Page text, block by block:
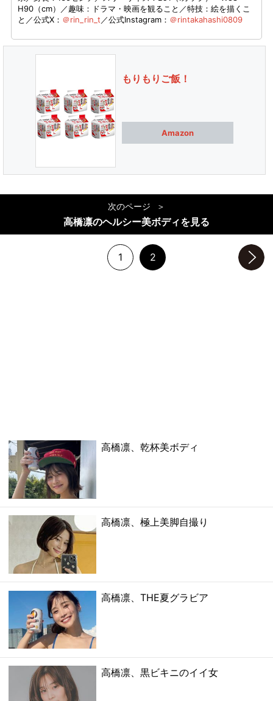
H90（cm）／趣味：ドラマ・映画を観ること／特技：絵を描くこ
と／公式X： ＠rin_rin_t ／公式Instagram： ＠rintakahashi0809
もりもりご飯！
Amazon
次のページ
高橋凛のヘルシー美ボディを見る
1 2
高橋凛、乾杯美ボディ
高橋凛、極上美脚自撮り
高橋凛、THE夏グラビア
高橋凛、黒ビキニのイイ女